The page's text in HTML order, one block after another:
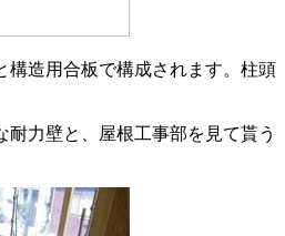
造用合板で構成されます。柱頭
力壁と、屋根工事部を見て貰う